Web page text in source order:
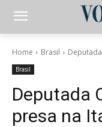
Home Brasil
Brasil
Deputada
presa na